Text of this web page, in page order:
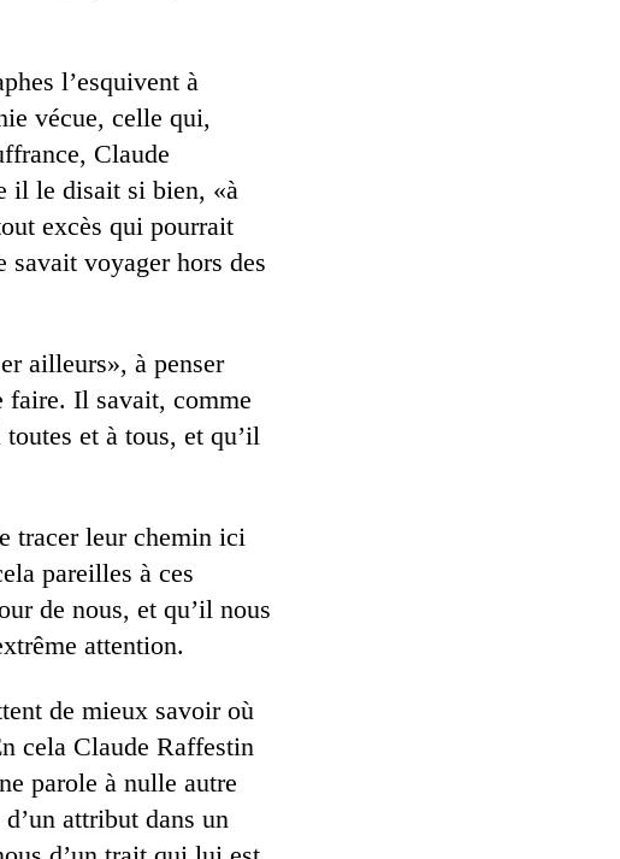
l’esquivent à
vécue, celle qui,
Claude
il le disait si bien, «à
excès qui pourrait
savait voyager hors des
ailleurs», à penser
faire. Il savait, comme
et à tous, et qu’il
tracer leur chemin ici
pareilles à ces
de nous, et qu’il nous
attention.
de mieux savoir où
cela Claude Raffestin
parole à nulle autre
attribut dans un